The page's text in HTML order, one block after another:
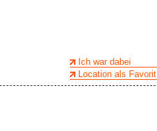
Ich war dabei
Location als Favorit